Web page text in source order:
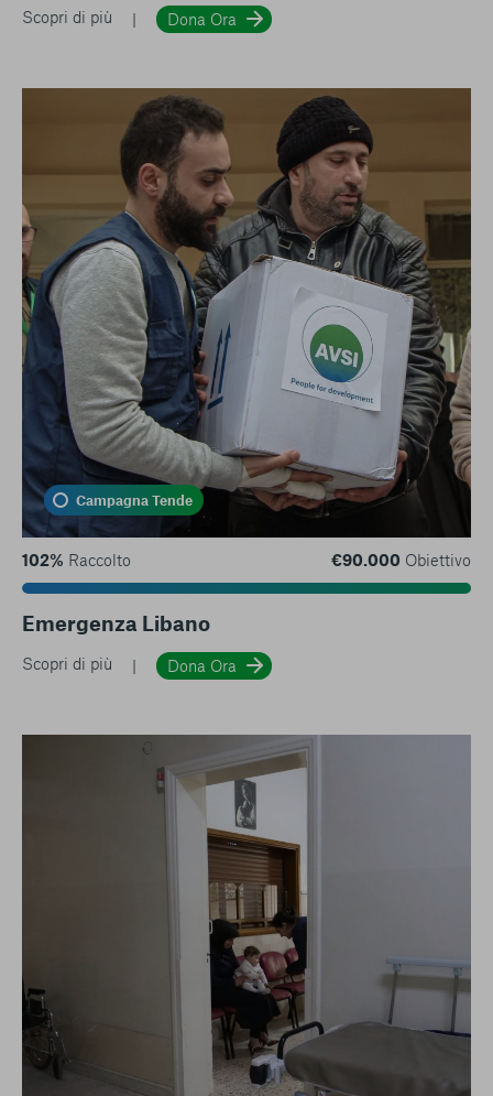
Scopri di più Dona Ora
Campagna Tende
102% Raccolto €90.000 Obiettivo
Emergenza Libano
Scopri di più Dona Ora